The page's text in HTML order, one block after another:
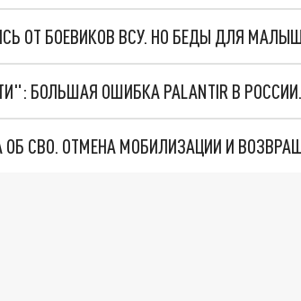
ОТ БОЕВИКОВ ВСУ. НО БЕДЫ ДЛЯ